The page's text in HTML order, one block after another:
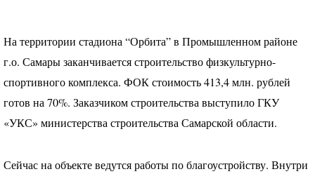
На территории стадиона “Орбита” в Промышленном районе
г.о. Самары заканчивается строительство физкультурно-
спортивного комплекса. ФОКстоимость 413,4 млн. рублей
готов на 70%. Заказчиком строительства выступилоГКУ
«УКС» министерства строительства Самарской области.
Сейчас на объекте ведутся работы по благоустройству. Внутри